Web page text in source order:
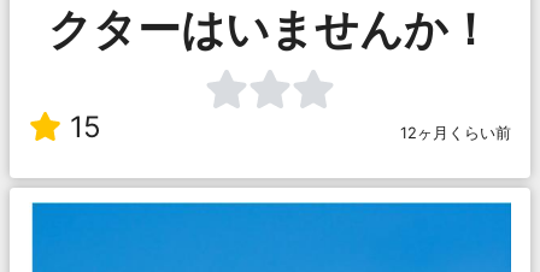
クターはいませんか！
15 12ヶ月くらい前